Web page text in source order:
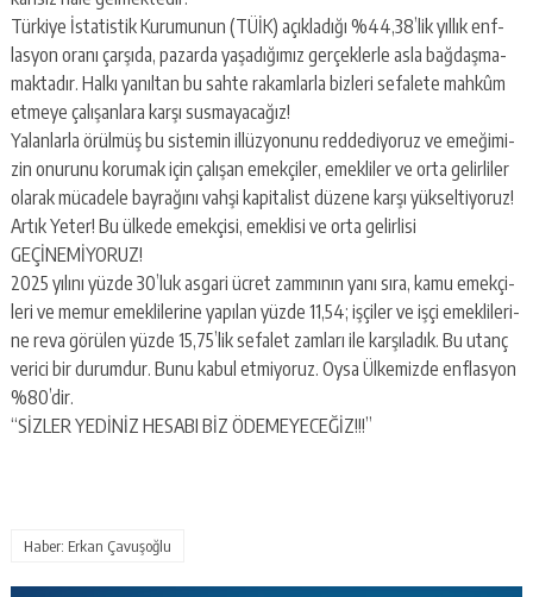
Tür­ki­ye İsta­tis­tik Ku­ru­mu­nun (TÜİK) açık­la­dı­ğı %44,38’lik yıl­lık enf­
las­yon oranı çar­şı­da, pa­zar­da ya­şa­dı­ğı­mız ger­çek­ler­le asla bağ­daş­ma­
mak­ta­dır. Halkı ya­nıl­tan bu sahte ra­kam­lar­la biz­le­ri se­fa­le­te mah­kûm
et­me­ye ça­lı­şan­la­ra karşı sus­ma­ya­ca­ğız!
Ya­lan­lar­la örül­müş bu sis­te­min il­lüz­yo­nu­nu red­de­di­yo­ruz ve eme­ği­mi­
zin onu­ru­nu ko­ru­mak için ça­lı­şan emek­çi­ler, emek­li­ler ve orta ge­lir­li­ler
ola­rak mü­ca­de­le bay­ra­ğı­nı vahşi ka­pi­ta­list dü­ze­ne karşı yük­sel­ti­yo­ruz!
Artık Yeter! Bu ül­ke­de emek­çi­si, emek­li­si ve orta ge­lir­li­si
GEÇİNEMİYORUZ!
2025 yı­lı­nı yüzde 30’luk as­ga­ri ücret zam­mı­nın yanı sıra, kamu emek­çi­
le­ri ve memur emek­li­le­ri­ne ya­pı­lan yüzde 11,54; iş­çi­ler ve işçi emek­li­le­ri­
ne reva gö­rü­len yüzde 15,75’lik se­fa­let zam­la­rı ile kar­şı­la­dık. Bu utanç
ve­ri­ci bir du­rum­dur. Bunu kabul et­mi­yo­ruz. Oysa Ül­ke­miz­de enf­las­yon
%80’dir.
“SİZLER YEDİNİZ HE­SA­BI BİZ ÖDE­ME­YE­CEĞİZ!!!”
Haber: Erkan Çavuşoğlu